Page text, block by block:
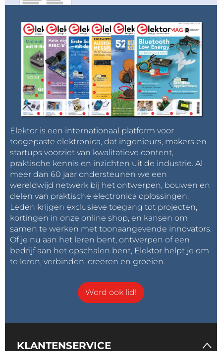
Elektor is een internationaal platform voor
toegepaste elektronica, dat ingenieurs, makers en
startups voorziet van kwalitatieve content,
praktische kennis en inzichten uit de industrie. Al
meer dan 60 jaar ondersteunen we een
wereldwijd netwerk bij het ontwerpen, bouwen en
delen van praktische electronica oplossingen.
Leden krijgen exclusieve toegang tot projecten,
kortingen in onze online shop, en kansen om
samen te werken met toonaangevende innovators.
Of je nu aan het leren bent, ontwerpen of een
bedrijf aan het opschalen bent, Elektor helpt je om
te leren, verbinden, creëren en groeien.
Word ook lid!
KLANTENSERVICE